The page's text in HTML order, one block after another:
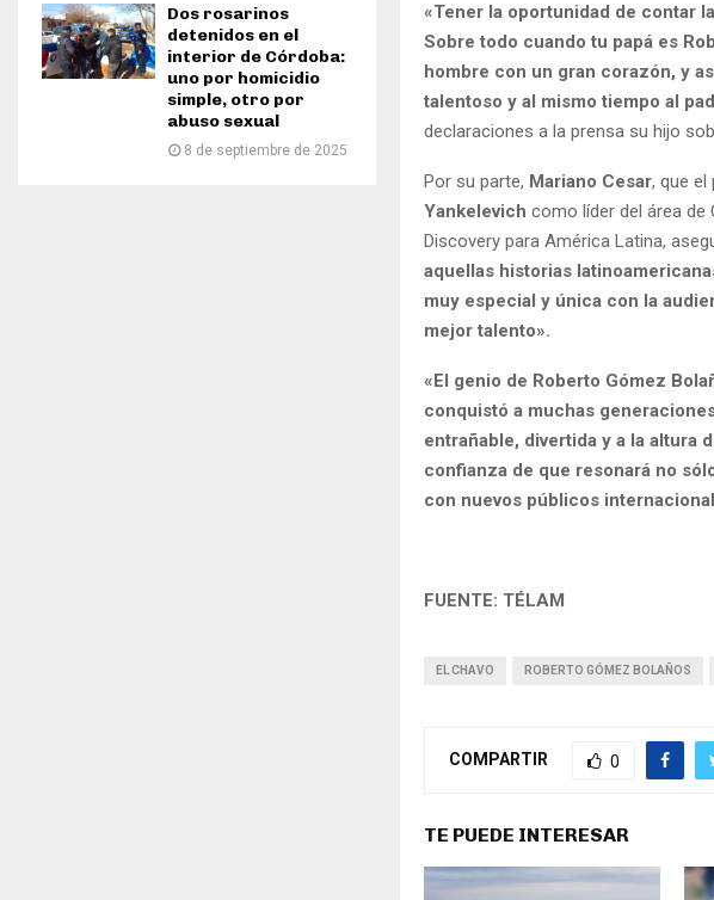
«Tener la oportunidad de contar
Sobre todo cuando tu papá es
hombre con un gran corazón, y
talentoso y al mismo tiempo al
declaraciones a la prensa su hijo
Por su parte, Mariano Cesar, que el
Yankelevich como líder del área de
Discovery para América Latina,
aquellas historias
muy especial y única con la
mejor talento».
«El genio de Roberto Gómez
conquistó a muchas
entrañable, divertida y a la altura
confianza de que resonará no
con nuevos públicos
FUENTE: TÉLAM
EL CHAVO ROBERTO GÓMEZ BOLAÑOS
COMPARTIR 0
TE PUEDE INTERESAR
Dos rosarinos
detenidos en el
interior de Córdoba:
uno por homicidio
simple, otro por
abuso sexual
8 de septiembre de 2025